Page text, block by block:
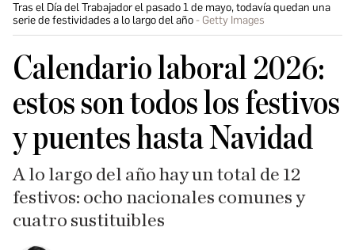
Tras el Día del Trabajador el pasado 1 de mayo, todavía quedan una
serie de festividades a lo largo del año
Getty Images
Calendario laboral 2026:
estos son todos los festivos
y puentes hasta Navidad
A lo largo del año hay un total de 12
festivos: ocho nacionales comunes y
cuatro sustituibles